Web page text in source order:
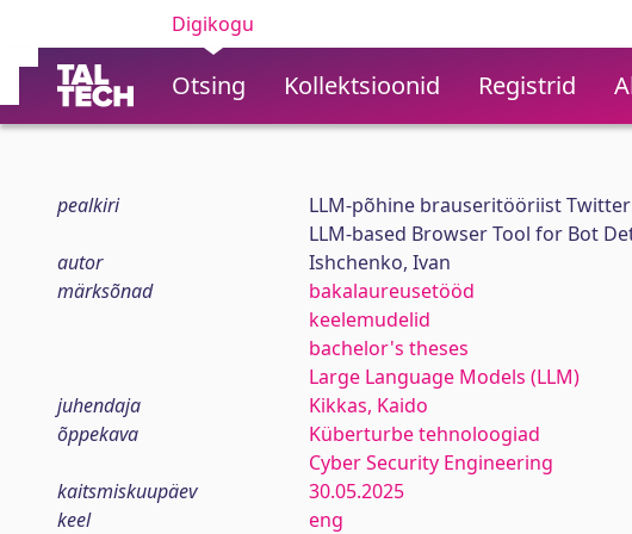
Digikogu
Otsing Kollektsioonid Registrid
pealkiri
LLM-põhine brauseritööriist
LLM-based Browser Tool for Bot
autor
Ishchenko, Ivan
märksõnad
bakalaureusetööd
keelemudelid
bachelor's theses
Large Language Models (LLM)
juhendaja
Kikkas, Kaido
õppekava
Küberturbe tehnoloogiad
Cyber Security Engineering
kaitsmiskuupäev
30.05.2025
keel
eng